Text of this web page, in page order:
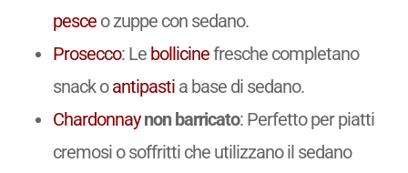
pesceo zuppe con sedano.
Prosecco: Le bollicinefresche completano
snack oantipastia base di sedano.
Chardonnaynon barricato: Perfetto per piatti
cremosi o soffritti che utilizzano il sedano